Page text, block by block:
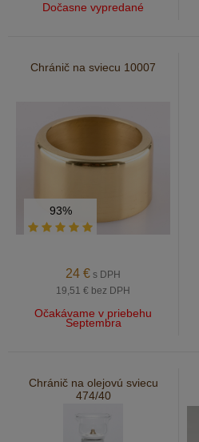
Dočasne vypredané
Chránič na sviecu 10007
93%
24 € s DPH
19,51 € bez DPH
Očakávame v priebehu
Septembra
Chránič na olejovú sviecu
474/40